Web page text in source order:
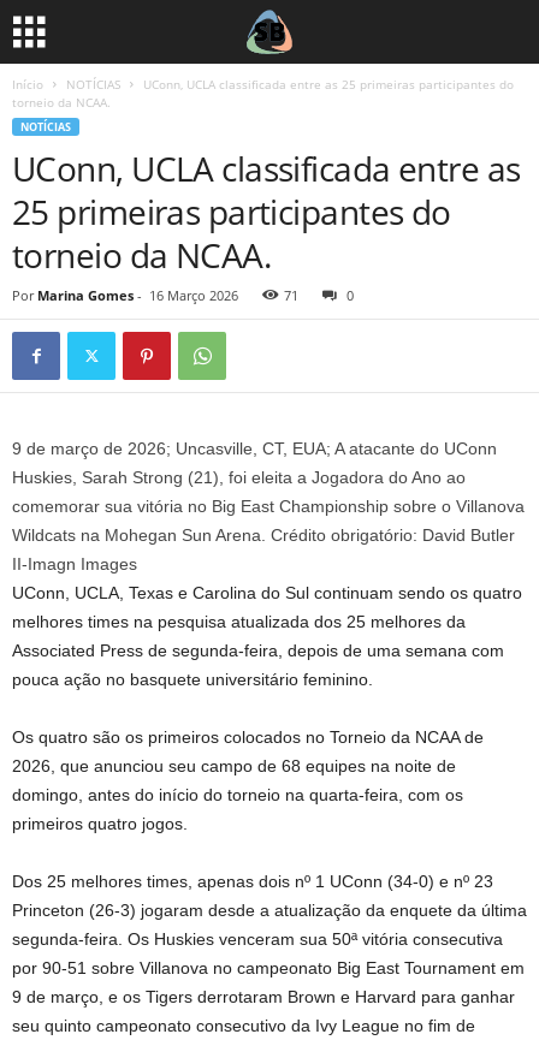
Início NOTÍCIAS
UConn, UCLA classificada entre as 25 primeiras participantes do
torneio da NCAA.
NOTÍCIAS
UConn, UCLA classificada entre as
25 primeiras participantes do
torneio da NCAA.
Por Marina Gomes - 16 Março 2026 71 0
9 de março de 2026; Uncasville, CT, EUA; A atacante do UConn
Huskies, Sarah Strong (21), foi eleita a Jogadora do Ano ao
comemorar sua vitória no Big East Championship sobre o Villanova
Wildcats na Mohegan Sun Arena. Crédito obrigatório: David Butler
II-Imagn Images
UConn, UCLA, Texas e Carolina do Sul continuam sendo os quatro
melhores times na pesquisa atualizada dos 25 melhores da
Associated Press de segunda-feira, depois de uma semana com
pouca ação no basquete universitário feminino.
Os quatro são os primeiros colocados no Torneio da NCAA de
2026, que anunciou seu campo de 68 equipes na noite de
domingo, antes do início do torneio na quarta-feira, com os
primeiros quatro jogos.
Dos 25 melhores times, apenas dois nº 1 UConn (34-0) e nº 23
Princeton (26-3) jogaram desde a atualização da enquete da última
segunda-feira. Os Huskies venceram sua 50ª vitória consecutiva
por 90-51 sobre Villanova no campeonato Big East Tournament em
9 de março, e os Tigers derrotaram Brown e Harvard para ganhar
seu quinto campeonato consecutivo da Ivy League no fim de